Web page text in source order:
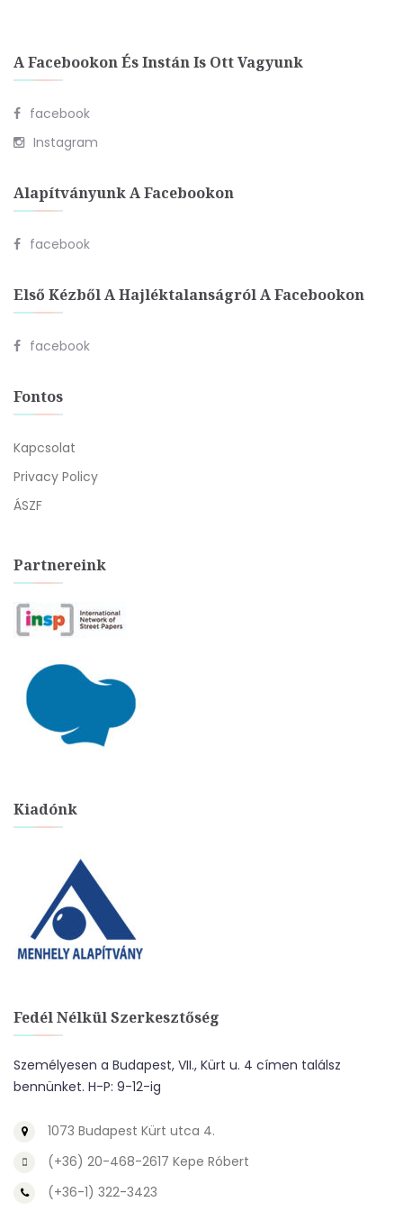
A Facebookon És Instán Is Ott Vagyunk
facebook
Instagram
Alapítványunk A Facebookon
facebook
Első Kézből A Hajléktalanságról A Facebookon
facebook
Fontos
Kapcsolat
Privacy Policy
ÁSZF
Partnereink
Kiadónk
Fedél Nélkül Szerkesztőség
Személyesen a Budapest, VII., Kürt u. 4 címen találsz
bennünket. H-P: 9-12-ig
1073 Budapest Kürt utca 4.
(+36) 20-468-2617 Kepe Róbert
(+36-1) 322-3423